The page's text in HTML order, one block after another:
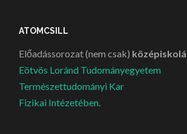
ATOMCSILL
Előadássorozat (nem csak)
Eötvös Loránd Tudományegyetem
Természettudományi Kar
Fizikai Intézetében